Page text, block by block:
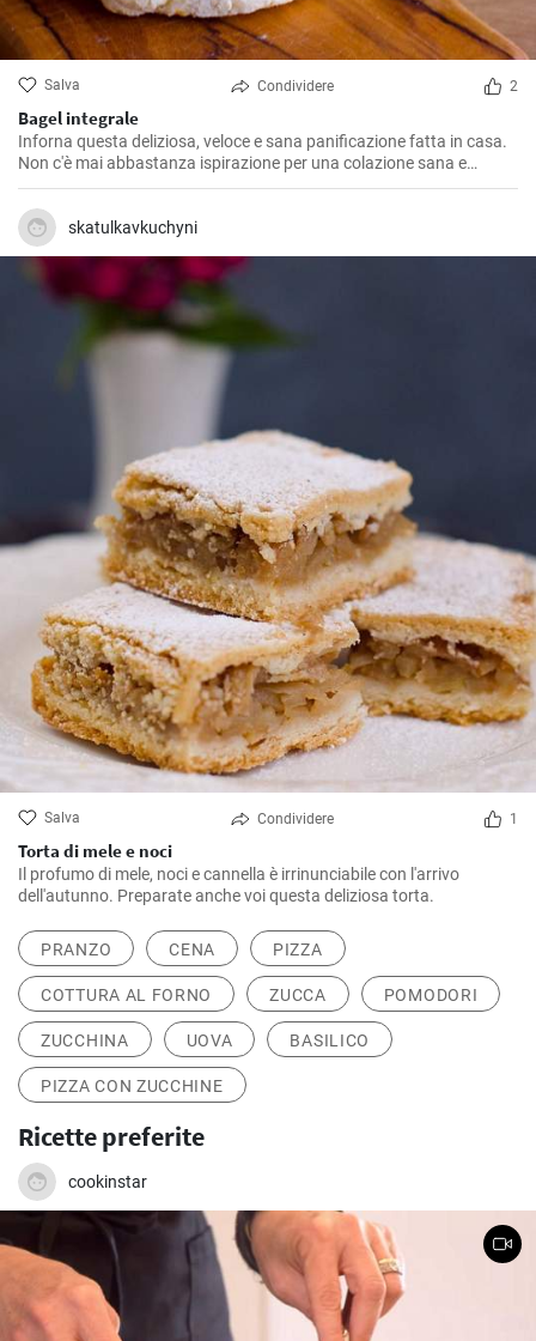
Salva Condividere 2
Bagel integrale
Inforna questa deliziosa, veloce e sana panificazione fatta in casa.
Non c'è mai abbastanza ispirazione per una colazione sana e
gustosa.
skatulkavkuchyni
Salva Condividere 1
Torta di mele e noci
Il profumo di mele, noci e cannella è irrinunciabile con l'arrivo
dell'autunno. Preparate anche voi questa deliziosa torta.
PRANZO CENA PIZZA
COTTURA AL FORNO ZUCCA POMODORI
ZUCCHINA UOVA BASILICO
PIZZA CON ZUCCHINE
Ricette preferite
cookinstar